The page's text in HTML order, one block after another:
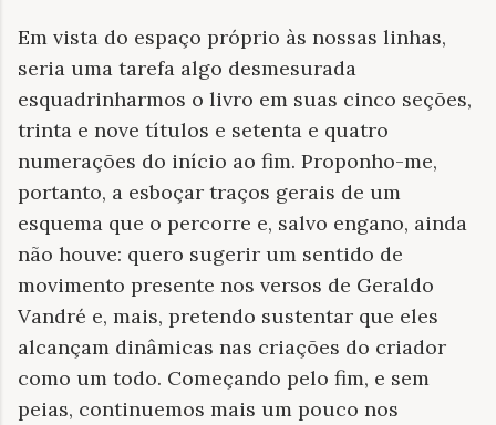
Em vista do espaço próprio às nossas linhas,
seria uma tarefa algo desmesurada
esquadrinharmos o livro em suas cinco seções,
trinta e nove títulos e setenta e quatro
numerações do início ao fim. Proponho-me,
portanto, a esboçar traços gerais de um
esquema que o percorre e, salvo engano, ainda
não houve: quero sugerir um sentido de
movimento presente nos versos de Geraldo
Vandré e, mais, pretendo sustentar que eles
alcançam dinâmicas nas criações do criador
como um todo. Começando pelo fim, e sem
peias, continuemos mais um pouco nos